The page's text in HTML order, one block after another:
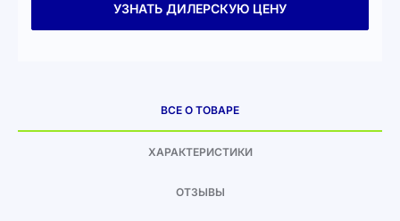
УЗНАТЬ ДИЛЕРСКУЮ ЦЕНУ
ВСЕ О ТОВАРЕ
ХАРАКТЕРИСТИКИ
ОТЗЫВЫ